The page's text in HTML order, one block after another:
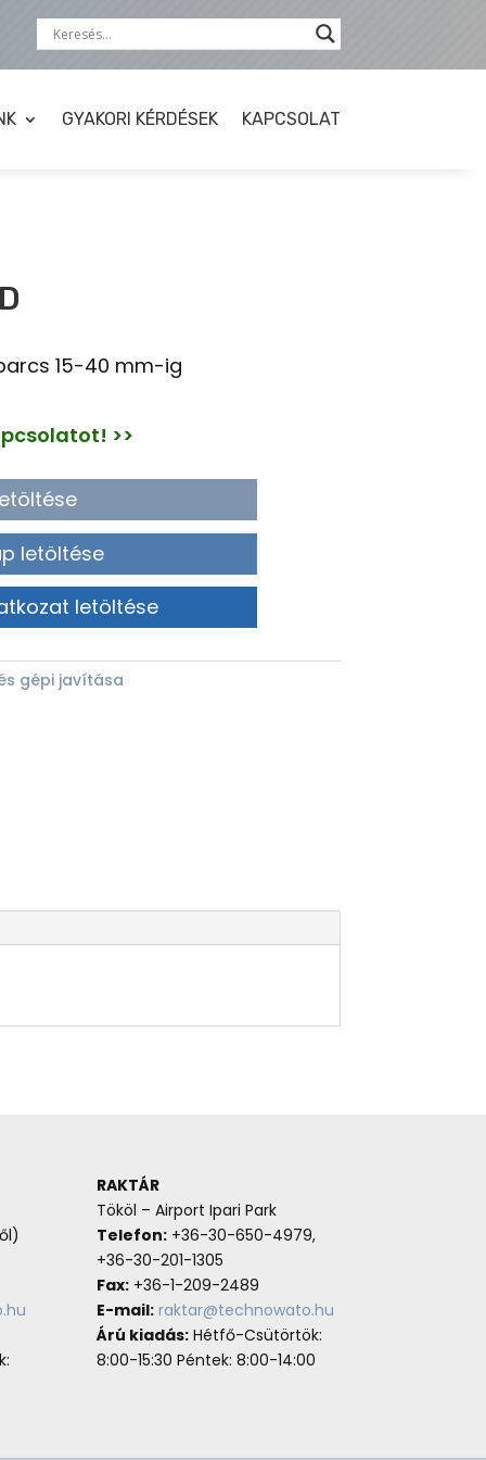
GYAKORI KÉRDÉSEK KAPCSOLAT
15-40 mm-ig
>>
letöltése
letöltése
gépi javítása
RAKTÁR
Tököl – Airport Ipari Park
Telefon: +36-30-650-4979,
+36-30-201-1305
Fax: +36-1-209-2489
E-mail: raktar@technowato.hu
Árú kiadás: Hétfő-Csütörtök:
8:00-15:30 Péntek: 8:00-14:00